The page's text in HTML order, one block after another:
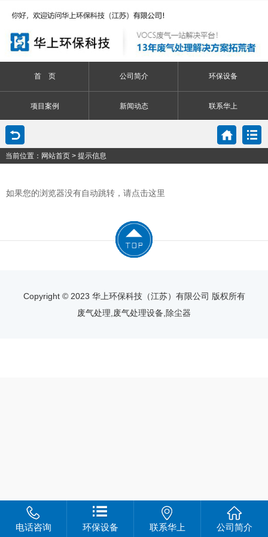
首 页 公司简介 环保设备
项目案例 新闻动态 联系华上
当前位置： 网站首页 > 提示信息
如果您的浏览器没有自动跳转，请点击这里
Copyright © 2023 华上环保科技（江苏）有限公司 版权所有
废气处理,废气处理设备,除尘器
电话咨询 环保设备 联系华上 公司简介